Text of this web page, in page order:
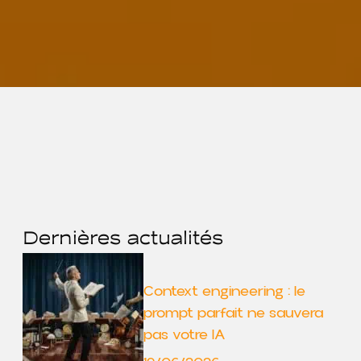
Dernières actualités
Context engineering : le
prompt parfait ne sauvera
pas votre IA